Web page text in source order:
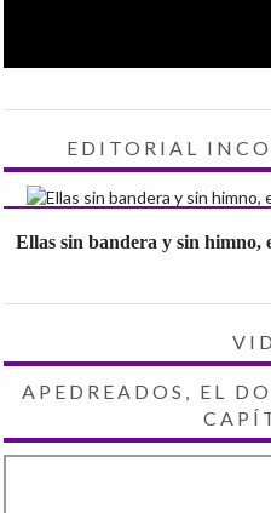
EDITORIAL
Ellas sin bandera y sin himno,
APEDREADOS, EL